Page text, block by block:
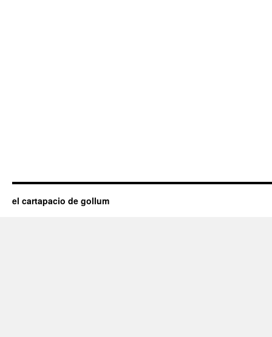
el cartapacio de gollum